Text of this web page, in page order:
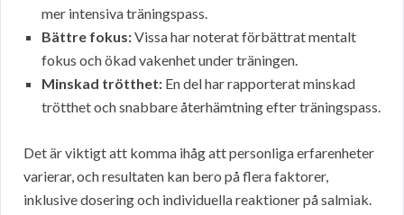
mer intensiva träningspass.
Bättre fokus:Vissa har noterat förbättrat mentalt
fokus och ökad vakenhet under träningen.
Minskad trötthet: En del har rapporterat minskad
trötthet och snabbare återhämtning efter träningspass.
Det är viktigt att komma ihåg att personliga erfarenheter
varierar, och resultaten kan bero på flera faktorer,
inklusive dosering och individuella reaktioner på salmiak.